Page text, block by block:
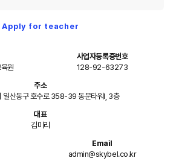
Apply for teacher
원
사업자등록증번호
128-92-63273
주소
일산동구 호수로 358-39 동문타워I, 3층
대표
김미리
Email
admin@skybel.co.kr